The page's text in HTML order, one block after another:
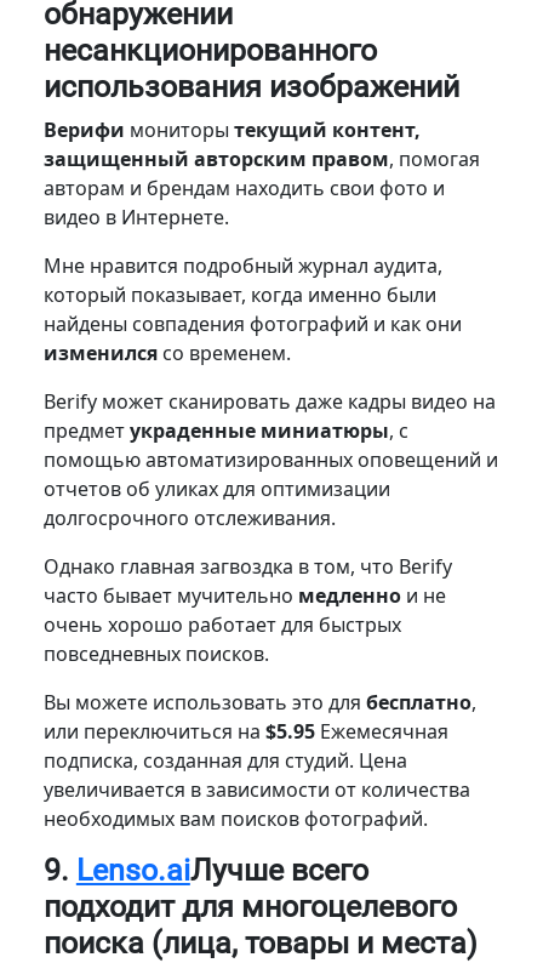
обнаружении
несанкционированного
использования изображений
Верифи мониторы текущий контент,
защищенный авторским правом, помогая
авторам и брендам находить свои фото и
видео в Интернете.
Мне нравится подробный журнал аудита,
который показывает, когда именно были
найдены совпадения фотографий и как они
изменился со временем.
Berify может сканировать даже кадры видео на
предметукраденные миниатюры, с
помощью автоматизированных оповещений и
отчетов об уликах для оптимизации
долгосрочного отслеживания.
Однако главная загвоздка в том, что Berify
часто бывает мучительно медленно и не
очень хорошо работает для быстрых
повседневных поисков.
Вы можете использовать это для бесплатно,
или переключиться на $5.95Ежемесячная
подписка, созданная для студий. Цена
увеличивается в зависимости от количества
необходимых вам поисков фотографий.
9. Lenso.aiЛучше всего
подходит для многоцелевого
поиска (лица, товары и места)